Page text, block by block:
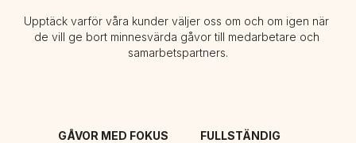
Upptäck varför våra kunder väljer oss om och om igen när
de vill ge bort minnesvärda gåvor till medarbetare och
samarbetspartners.
GÅVOR MED FOKUS
FULLSTÄNDIG